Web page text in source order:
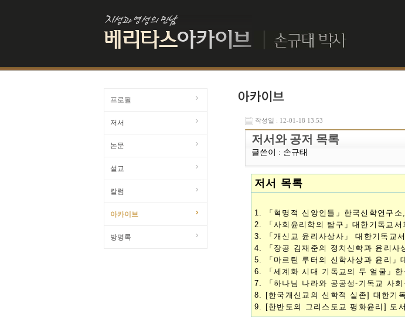
프로필
저서
논문
설교
칼럼
아카이브
방명록
작성일 : 12-01-18 13:53
저서와 공저 목록
글쓴이 : 손규태
저서 목록
1. 「혁명적 신앙인들」한국신학연구
2. 「사회윤리학의 탐구」대한기독교
3. 「개신교 윤리사상사」 대한기독교
4. 「장공 김재준의 정치신학과 윤리
5. 「마르틴 루터의 신학사상과 윤리
6. 「세계화 시대 기독교의 두 얼굴」
7. 「하나님 나라와 공공성-기독교 사
8. [한국개신교의 신학적 실존] 대한기
9. [한반도의 그리스도교 평화윤리] 도